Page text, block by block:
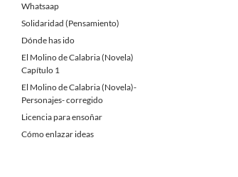
Whatsaap
Solidaridad (Pensamiento)
Dónde has ido
El Molino de Calabria (Novela)
Capítulo 1
El Molino de Calabria (Novela)-
Personajes- corregido
Licencia para ensoñar
Cómo enlazar ideas